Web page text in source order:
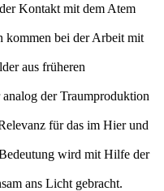
Kontakt mit dem Atem
kommen bei der Arbeit mit
aus früheren
der Traumproduktion
für das im Hier und
wird mit Hilfe der
ans Licht gebracht.